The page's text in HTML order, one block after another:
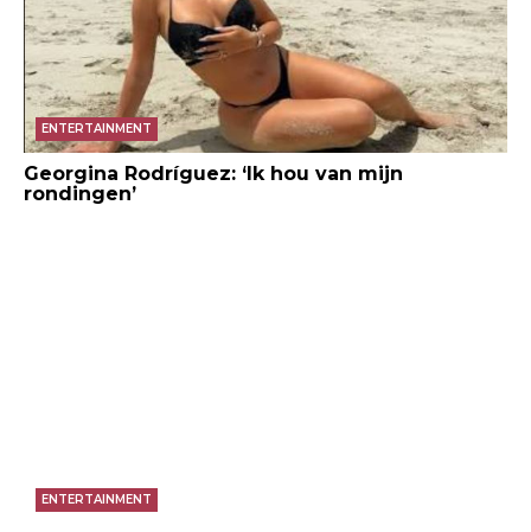
ENTERTAINMENT
Georgina Rodríguez: ‘Ik hou van mijn
rondingen’
ENTERTAINMENT